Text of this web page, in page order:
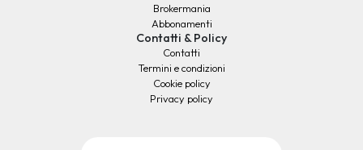
Brokermania
Abbonamenti
Contatti & Policy
Contatti
Termini e condizioni
Cookie policy
Privacy policy